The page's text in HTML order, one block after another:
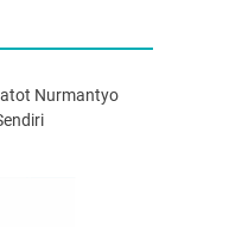
Nurmantyo